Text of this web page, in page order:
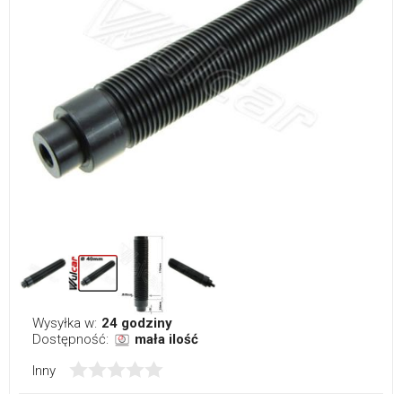
Wysyłka w: 24 godziny
Dostępność:
mała ilość
Inny